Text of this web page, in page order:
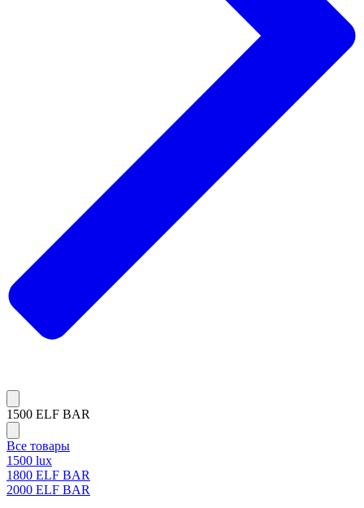
1500 ELF BAR
Все товары
1500 lux
1800 ELF BAR
2000 ELF BAR